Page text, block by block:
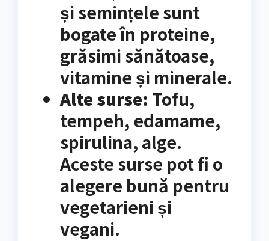
și semințele sunt
bogate în proteine,
grăsimi sănătoase,
vitamine și minerale.
Alte surse: Tofu,
tempeh, edamame,
spirulina, alge.
Aceste surse pot fi o
alegere bună pentru
vegetarieni și
vegani.